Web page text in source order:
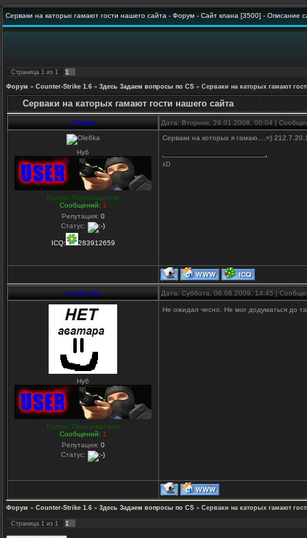
Серваки на каторых гамают гости нашего сайта - Форум - Сайт клана [3500] - Описание
Страница 1 из 1 1
Форум » Counter-Strike 1.6 » 3десь 3адаем вопросы по CS » Серваки на каторых гамают
Серваки на каторых гамают гости нашего сайта
Ole6ka Дата: Вторник, 29.01.2008, 00:04 |
Hy6
Группа: Пользователи
Сообщений: 1
Репутация: 0
Статус:
ICQ: 283912659
Серваки на которых я гамаю....=)
xD
printermfu Дата: Суббота, 06.06.2009, 14:45 |
Hy6
Группа: Пользователи
Сообщений: 1
Репутация: 0
Статус:
Не ожидал чесно. Не мог додуматься до
Форум » Counter-Strike 1.6 » 3десь 3адаем вопросы по CS » Серваки на каторых гамают
Страница 1 из 1 1